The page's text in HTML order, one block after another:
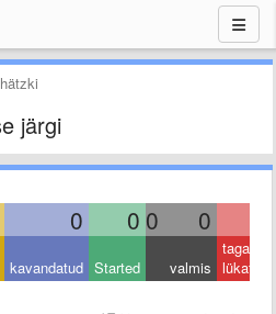
järgi
0 0 0 0
kavandatud Started valmis
tagasi
lükatud